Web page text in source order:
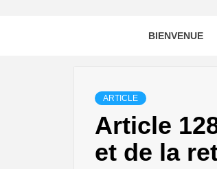
BIENVENUE
ARTICLE
Article
et de la